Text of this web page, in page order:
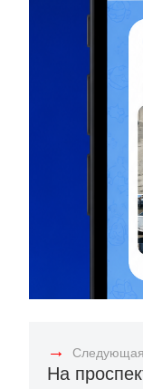
→ Следующая
На